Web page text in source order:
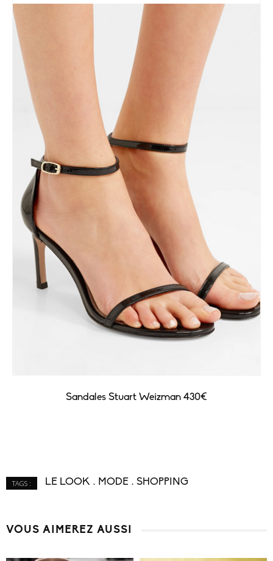
Sandales Stuart Weizman 430€
TAGS : LE LOOK MODE SHOPPING
VOUS AIMEREZ AUSSI